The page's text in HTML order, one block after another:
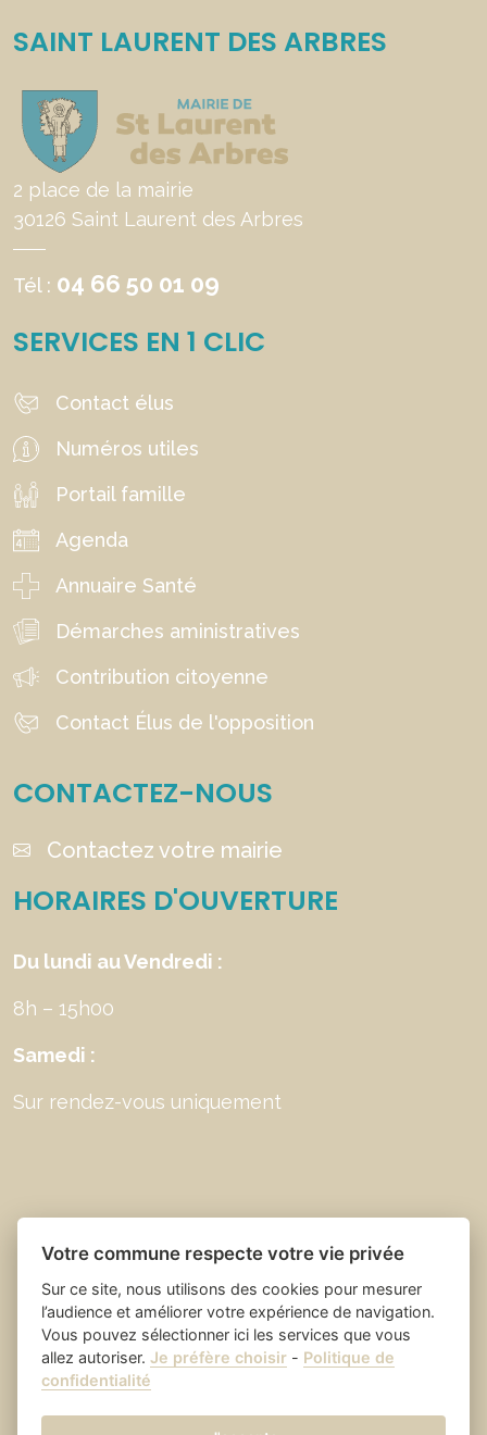
SAINT LAURENT DES ARBRES
2 place de la mairie
30126 Saint Laurent des Arbres
Tél : 04 66 50 01 09
SERVICES EN 1 CLIC
Contact élus
Numéros utiles
Portail famille
Agenda
Annuaire Santé
Démarches aministratives
Contribution citoyenne
Contact Élus de l'opposition
CONTACTEZ-NOUS
Contactez votre mairie
HORAIRES D'OUVERTURE
Du lundi au Vendredi :
8h – 15h00
Samedi :
Sur rendez-vous uniquement
Place du village la solution web
et appli des collectivités
- Saint Laurent
Mentions légales-- Gestion des cookies
Votre commune respecte votre vie privée
Sur ce site, nous utilisons des cookies pour mesurer
l’audience et améliorer votre expérience de navigation.
Vous pouvez sélectionner ici les services que vous
allez autoriser.Je préfère choisir - Politique de
confidentialité